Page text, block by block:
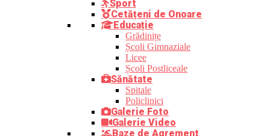
Sport
Cetățeni de Onoare
Educație
Grădinițe
Școli Gimnaziale
Licee
Școli Postliceale
Sănătate
Spitale
Policlinici
Galerie Foto
Galerie Video
Baze de Agrement